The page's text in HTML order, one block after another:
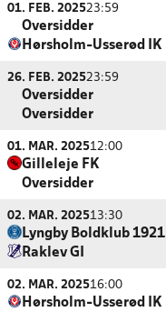
01. FEB. 202523:59
Oversidder
Hørsholm-Usserød IK
26. FEB. 202523:59
Oversidder
Oversidder
01. MAR. 202512:00
Gilleleje FK
Oversidder
02. MAR. 202513:30
Lyngby Boldklub 1921
Raklev GI
02. MAR. 202516:00
Hørsholm-Usserød IK